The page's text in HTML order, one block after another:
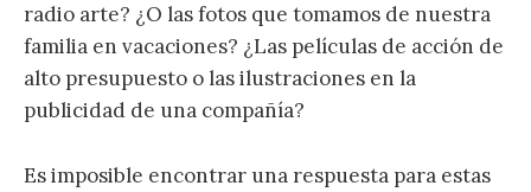
radio arte? ¿O las fotos que tomamos de nuestra
familia en vacaciones? ¿Las películas de acción de
alto presupuesto o las ilustraciones en la
publicidad de una compañía?
Es imposible encontrar una respuesta para estas